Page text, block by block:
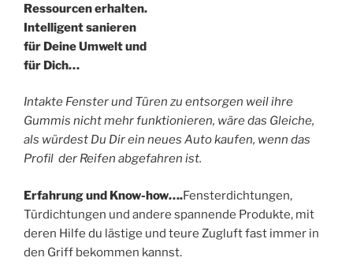
Ressourcen erhalten.
Intelligent sanieren
für Deine Umwelt und
für Dich…
Intakte Fenster und Türen zu entsorgen weil ihre
Gummis nicht mehr funktionieren, wäre das Gleiche,
als würdest Du Dir ein neues Auto kaufen, wenn das
Profil der Reifen abgefahren ist.
Erfahrung und Know-how….Fensterdichtungen,
Türdichtungen und andere spannende Produkte, mit
deren Hilfe du lästige und teure Zugluft fast immer in
den Griff bekommen kannst.